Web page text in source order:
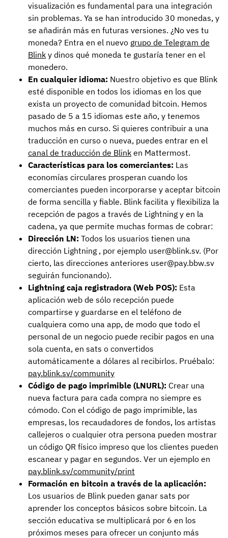
visualización es fundamental para una integración
sin problemas. Ya se han introducido 30 monedas, y
se añadirán más en futuras versiones. ¿No ves tu
moneda? Entra en el nuevo grupo de Telegram de
Blink y dinos qué moneda te gustaría tener en el
monedero.
En cualquier idioma: Nuestro objetivo es que Blink
esté disponible en todos los idiomas en los que
exista un proyecto de comunidad bitcoin. Hemos
pasado de 5 a 15 idiomas este año, y tenemos
muchos más en curso. Si quieres contribuir a una
traducción en curso o nueva, puedes entrar en el
canal de traducción de Blink en Mattermost.
Características para los comerciantes: Las
economías circulares prosperan cuando los
comerciantes pueden incorporarse y aceptar bitcoin
de forma sencilla y fiable. Blink facilita y flexibiliza la
recepción de pagos a través de Lightning y en la
cadena, ya que permite muchas formas de cobrar:
Dirección LN: Todos los usuarios tienen una
dirección Lightning , por ejemplo user@blink.sv. (Por
cierto, las direcciones anteriores user@pay.bbw.sv
seguirán funcionando).
Lightning caja registradora (Web POS): Esta
aplicación web de sólo recepción puede
compartirse y guardarse en el teléfono de
cualquiera como una app, de modo que todo el
personal de un negocio puede recibir pagos en una
sola cuenta, en sats o convertidos
automáticamente a dólares al recibirlos. Pruébalo:
pay.blink.sv/community
Código de pago imprimible (LNURL): Crear una
nueva factura para cada compra no siempre es
cómodo. Con el código de pago imprimible, las
empresas, los recaudadores de fondos, los artistas
callejeros o cualquier otra persona pueden mostrar
un código QR físico impreso que los clientes pueden
escanear y pagar en segundos. Ver un ejemplo en
pay.blink.sv/community/print
Formación en bitcoin a través de la aplicación:
Los usuarios de Blink pueden ganar sats por
aprender los conceptos básicos sobre bitcoin. La
sección educativa se multiplicará por 6 en los
próximos meses para ofrecer un conjunto más